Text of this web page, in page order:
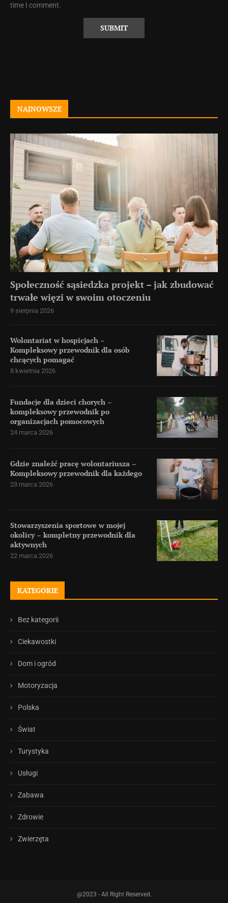
time I comment.
NAJNOWSZE
Społeczność sąsiedzka projekt – jak zbudować
trwałe więzi w swoim otoczeniu
9 sierpnia 2026
Wolontariat w hospicjach –
Kompleksowy przewodnik dla osób
chcących pomagać
8 kwietnia 2026
Fundacje dla dzieci chorych –
kompleksowy przewodnik po
organizacjach pomocowych
24 marca 2026
Gdzie znaleźć pracę wolontariusza –
Kompleksowy przewodnik dla każdego
23 marca 2026
Stowarzyszenia sportowe w mojej
okolicy – kompletny przewodnik dla
aktywnych
22 marca 2026
KATEGORIE
Bez kategorii
Ciekawostki
Dom i ogród
Motoryzacja
Polska
Świat
Turystyka
Usługi
Zabawa
Zdrowie
Zwierzęta
@2023 - All Right Reserved.